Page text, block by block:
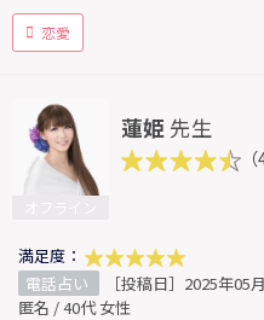
恋愛
蓮姫 先生
（
満足度：
電話占い
［投稿日］2025年05
匿名 / 40代 女性